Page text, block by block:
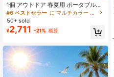
1個 アウトドア 春夏用 ポータブル折
りたたみシャワーテント、1人用更衣
室テント、耐風性に優れ、広々とし
た、旅行、キャンプ、レクリエーシ
ョンに便利
#6 ベストセラー
に マルチカラー キャンプ用テント
50+ sold
¥2,711 -21% 概算